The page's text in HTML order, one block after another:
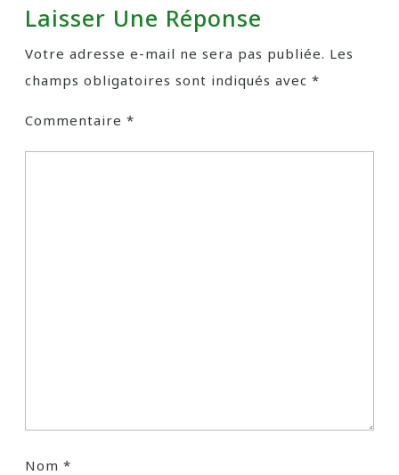
Laisser Une Réponse
Votre adresse e-mail ne sera pas publiée. Les
champs obligatoires sont indiqués avec *
Commentaire *
Nom *